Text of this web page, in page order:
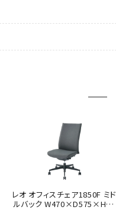
レオ オフィスチェア1850F ミド
ルバック W470×D575×H94